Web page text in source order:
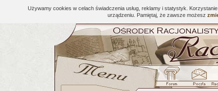
Używamy cookies w celach świadczenia usług, reklamy i statystyk.
urządzeniu. Pamiętaj, że zawsze możesz